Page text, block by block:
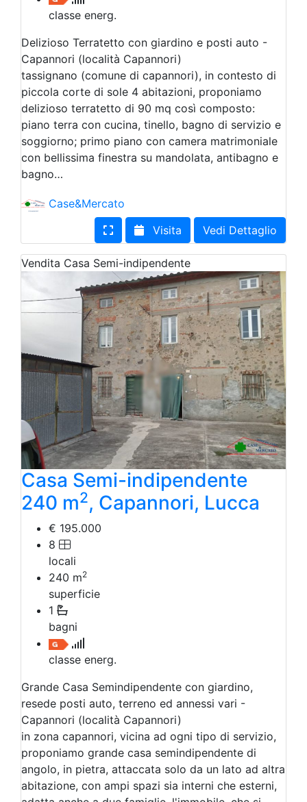
classe energ.
Delizioso Terratetto con giardino e posti auto -
Capannori (località Capannori)
tassignano (comune di capannori), in contesto di
piccola corte di sole 4 abitazioni, proponiamo
delizioso terratetto di 90 mq così composto:
piano terra con cucina, tinello, bagno di servizio e
soggiorno; primo piano con camera matrimoniale
con bellissima finestra su mandolata, antibagno e
bagno…
Case&Mercato
Visita
Vedi Dettaglio
Vendita Casa Semi-indipendente
Casa Semi-indipendente
240 m2, Capannori, Lucca
€ 195.000
8
locali
240 m2
superficie
1
bagni
classe energ.
Grande Casa Semindipendente con giardino,
resede posti auto, terreno ed annessi vari -
Capannori (località Capannori)
in zona capannori, vicina ad ogni tipo di servizio,
proponiamo grande casa semindipendente di
angolo, in pietra, attaccata solo da un lato ad altra
abitazione, con ampi spazi sia interni che esterni,